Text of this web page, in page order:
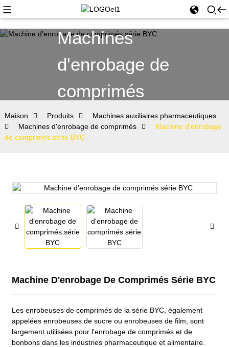
Machines
d'enrobage de
comprimés
Maison Produits
Machines auxiliaires pharmaceutiques
Machines d'enrobage de comprimés
Machine d'enrobage
de comprimés série BYC
Machine D'enrobage De Comprimés Série BYC
Les enrobeuses de comprimés de la série BYC, également
appelées enrobeuses de sucre ou enrobeuses de film, sont
largement utilisées pour l'enrobage de comprimés et de
bonbons dans les industries pharmaceutique et alimentaire.